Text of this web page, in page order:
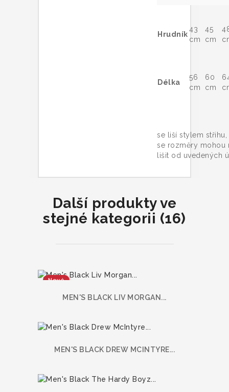
Hrudník
43
cm
45
cm
Délka
56
cm
60
cm
se liší stylem
se rozměry mohou
lišit od uvedených
Další produkty ve
stejné kategorii (16)
Nové
MEN'S BLACK LIV MORGAN...
MEN'S BLACK DREW MCINTYRE...